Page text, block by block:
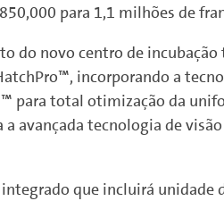
para 1,1 milhões de
do novo centro de
incorporando a
para total otimização da
avançada tecnologia de
que incluirá